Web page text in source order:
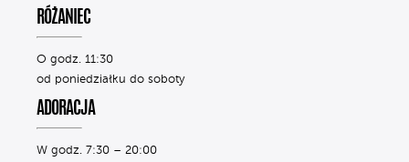
RÓŻANIEC
O godz. 11:30
od poniedziałku do soboty
ADORACJA
W godz. 7:30 – 20:00